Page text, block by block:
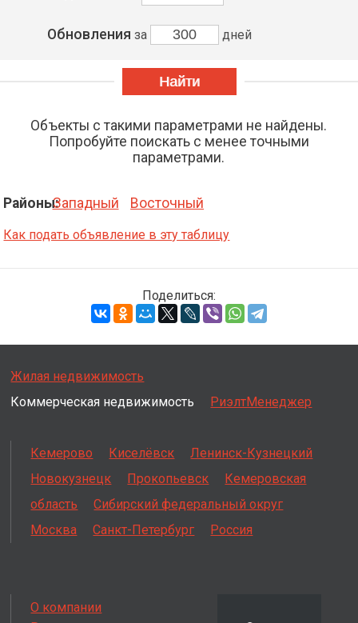
Обновления за дней
Объекты с такими параметрами не найдены.
Попробуйте поискать с менее точными
параметрами.
Районы:Западный Восточный
Как подать объявление в эту таблицу
Поделиться:
Жилая недвижимость
Коммерческая недвижимость
РиэлтМенеджер
Кемерово Киселёвск
Ленинск-Кузнецкий
Новокузнецк
Прокопьевск
Кемеровская
область
Сибирский федеральный округ
Москва
Санкт-Петербург Россия
О компании